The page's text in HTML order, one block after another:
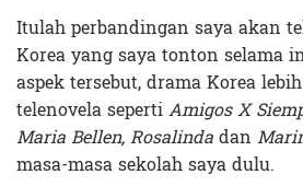
Itulah perbandingan saya akan
Korea yang saya tonton selama
aspek tersebut, drama Korea
telenovela sepertiAmigos X
Maria Bellen, Rosalindadan
masa-masa sekolah saya dulu.